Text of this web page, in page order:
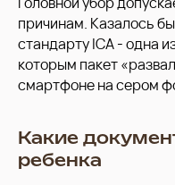
причинам. Казалось
стандарту ICA - одна
которым пакет
смартфоне на сером
Какие
ребенка